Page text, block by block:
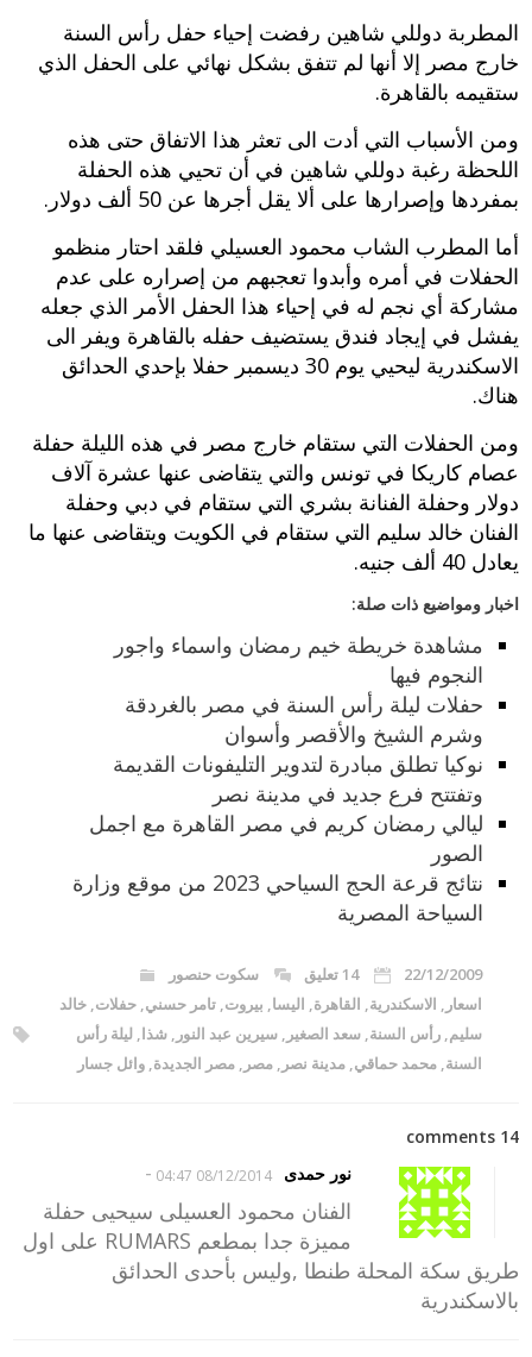
المطربة دوللي شاهين رفضت إحياء حفل رأس السنة
خارج مصر إلا أنها لم تتفق بشكل نهائي على الحفل الذي
ستقيمه بالقاهرة.
ومن الأسباب التي أدت الى تعثر هذا الاتفاق حتى هذه
اللحظة رغبة دوللي شاهين في أن تحيي هذه الحفلة
بمفردها وإصرارها على ألا يقل أجرها عن 50 ألف دولار.
أما المطرب الشاب محمود العسيلي فلقد احتار منظمو
الحفلات في أمره وأبدوا تعجبهم من إصراره على عدم
مشاركة أي نجم له في إحياء هذا الحفل الأمر الذي جعله
يفشل في إيجاد فندق يستضيف حفله بالقاهرة ويفر الى
الاسكندرية ليحيي يوم 30 ديسمبر حفلا بإحدي الحدائق
هناك.
ومن الحفلات التي ستقام خارج مصر في هذه الليلة حفلة
عصام كاريكا في تونس والتي يتقاضى عنها عشرة آلاف
دولار وحفلة الفنانة بشري التي ستقام في دبي وحفلة
الفنان خالد سليم التي ستقام في الكويت ويتقاضى عنها ما
يعادل 40 ألف جنيه.
اخبار ومواضيع ذات صلة:
مشاهدة خريطة خيم رمضان واسماء واجور
النجوم فيها
حفلات ليلة رأس السنة في مصر بالغردقة
وشرم الشيخ والأقصر وأسوان
نوكيا تطلق مبادرة لتدوير التليفونات القديمة
وتفتتح فرع جديد في مدينة نصر
ليالي رمضان كريم في مصر القاهرة مع اجمل
الصور
نتائج قرعة الحج السياحي 2023 من موقع وزارة
السياحة المصرية
22/12/2009 14 تعليق
سكوت حنصور
اسعار , الاسكندرية, القاهرة, اليسا, بيروت,تامر حسني,حفلات,خالد
سليم,رأس السنة,سعد الصغير ,سيرين عبد النور ,شذا, ليلة رأس
السنة,محمد حماقي,مدينة نصر ,مصر ,مصر الجديدة,وائل جسار
14 comments
نور حمدى
08/12/2014 04:47
-
الفنان محمود العسيلى سيحيى حفلة
مميزة جدا بمطعم RUMARS على اول
طريق سكة المحلة طنطا ,وليس بأحدى الحدائق
بالاسكندرية